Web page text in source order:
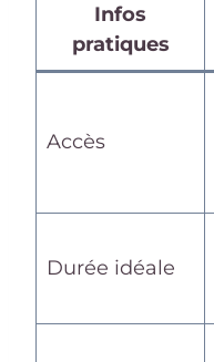
Infos
pratiques
Accès
Durée idéale